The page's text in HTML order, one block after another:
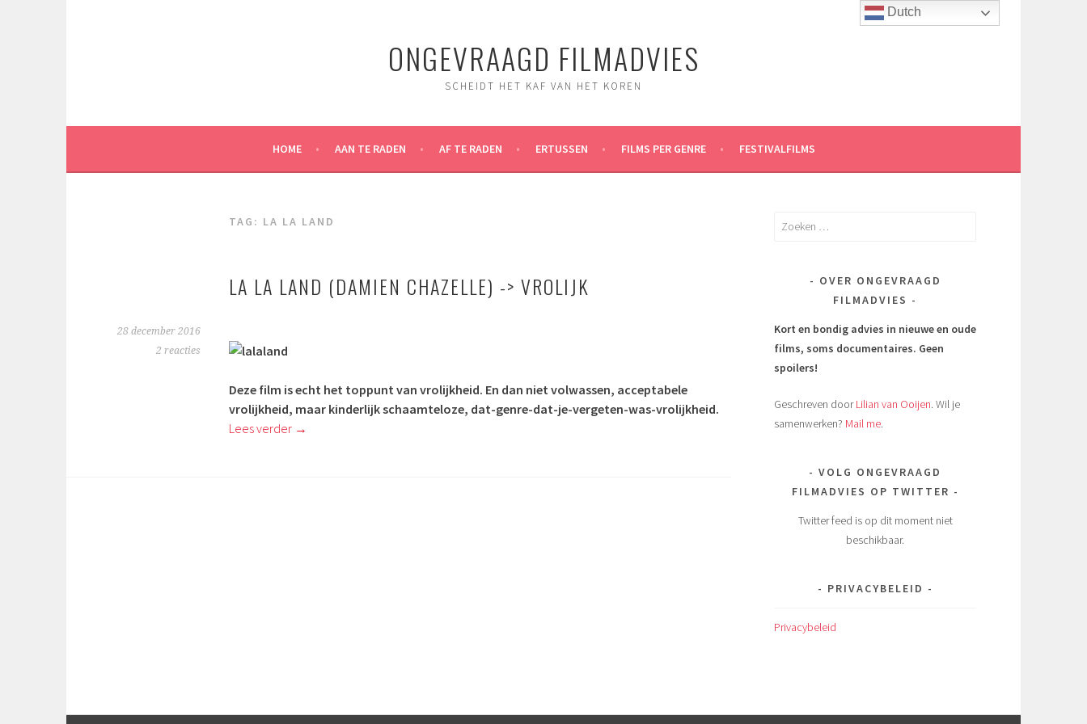
ONGEVRAAGD FILMADVIES
SCHEIDT HET KAF VAN HET KOREN
HOME AAN TE RADEN AF TE RADEN ERTUSSEN FILMS PER GENRE FESTIVALFILMS
TAG: LA LA LAND
LA LA LAND (DAMIEN CHAZELLE) -> VROLIJK
28 december 2016
2 reacties
Deze film is echt het toppunt van vrolijkheid. En dan niet volwassen, acceptabele
vrolijkheid, maar kinderlijk schaamteloze, dat-genre-dat-je-vergeten-was-vrolijkheid.
Lees verder →
Zoeken
OVER ONGEVRAAGD
FILMADVIES
Kort en bondig advies in nieuwe en oude
films, soms documentaires. Geen
spoilers!
Geschreven doorLilian van Ooijen. Wil je
samenwerken? Mail me.
VOLG ONGEVRAAGD
FILMADVIES OP TWITTER
Twitter feed is op dit moment niet
beschikbaar.
PRIVACYBELEID
Privacybeleid
Dutch